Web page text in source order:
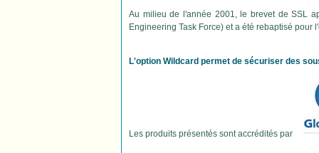
Au milieu de l'année 2001, le brevet de SSL
Engineering Task Force) et a été rebaptisé pour
L'option Wildcard permet de sécuriser des
Les produits présentés sont accrédités par